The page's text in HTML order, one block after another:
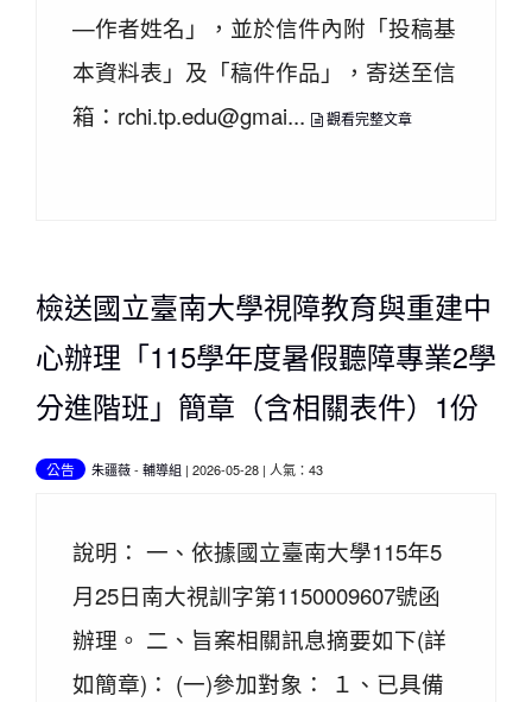
—作者姓名」，並於信件內附「投稿基
本資料表」及「稿件作品」，寄送至信
箱：rchi.tp.edu@gmai...
觀看完整文章
檢送國立臺南大學視障教育與重建中
心辦理「115學年度暑假聽障專業2學
分進階班」簡章（含相關表件）1份
公告 朱疆薇- 輔導組 | 2026-05-28 | 人氣：43
說明： 一、依據國立臺南大學115年5
月25日南大視訓字第1150009607號函
辦理。 二、旨案相關訊息摘要如下(詳
如簡章)： (一)參加對象： １、已具備